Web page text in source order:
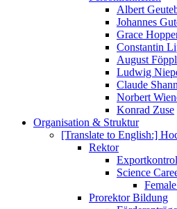
Albert
Johannes
Grace
Constantin
August Föppl
Ludwig
Claude
Norbert
Konrad Zuse
Organisation & Struktur
[Translate to English:]
Rektor
Science
Prorektor Bildung